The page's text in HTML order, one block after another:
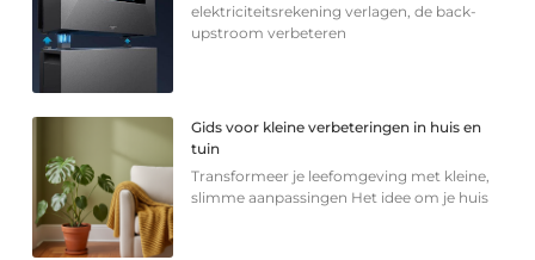
elektriciteitsrekening verlagen, de back-
upstroom verbeteren
Gids voor kleine verbeteringen in huis en
tuin
Transformeer je leefomgeving met kleine,
slimme aanpassingen Het idee om je huis